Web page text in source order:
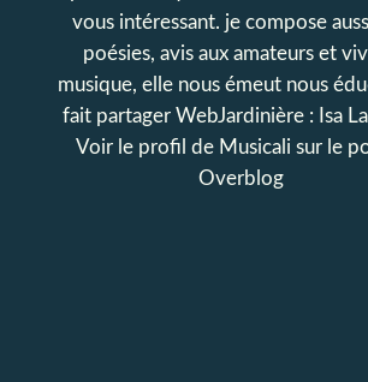
vous intéressant. je compose
poésies, avis aux amateurs et
musique, elle nous émeut nous
fait partager WebJardinière : Isa
Voir le profil de Musicali sur le
Overblog